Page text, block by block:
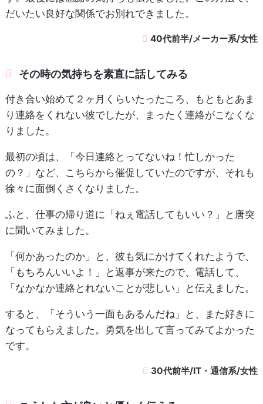
だいたい良好な関係でお別れできました。
40代前半/メーカー系/女性
その時の気持ちを素直に話してみる
付き合い始めて２ヶ月くらいたったころ、もともとあま
り連絡をくれない彼でしたが、まったく連絡がこなくな
りました。
最初の頃は、「今日連絡とってないね！忙しかった
の？」など、こちらから催促していたのですが、それも
徐々に面倒くさくなりました。
ふと、仕事の帰り道に「ねぇ電話してもいい？」と唐突
に聞いてみました。
「何かあったのか」と、彼も気にかけてくれたようで、
「もちろんいいよ！」と返事が来たので、電話して、
「なかなか連絡とれないことが悲しい」と伝えました。
すると、「そういう一面もあるんだね」と、また好きに
なってもらえました。勇気を出して言ってみてよかった
です。
30代前半/IT・通信系/女性